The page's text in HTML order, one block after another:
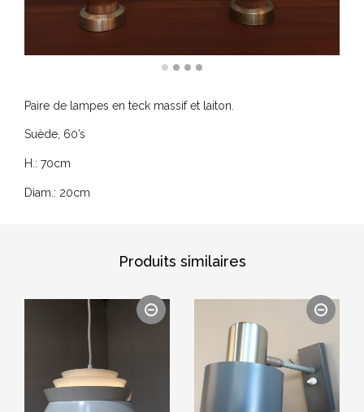
Paire de lampes en teck massif et laiton.
Suède, 60’s
H.: 70cm
Diam.: 20cm
Produits similaires